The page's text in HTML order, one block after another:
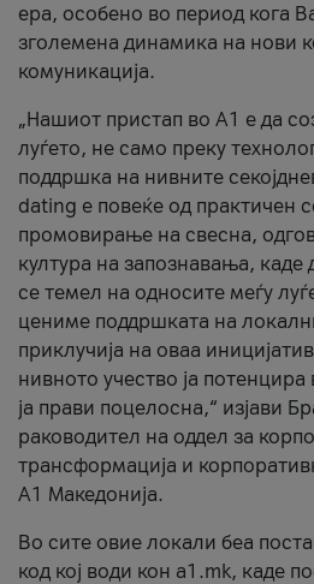
ера, особено во период кога
зголемена динамика на нови
комуникација.
„Нашиот пристап во А1 е да
луѓето, не само преку
поддршка на нивните
dating е повеќе од практичен
промовирање на свесна,
култура на запознавања, каде
се темел на односите меѓу
цениме поддршката на
приклучија на оваа
нивното учество ја
ја прави поцелосна,“ изјави
раководител на оддел за
трансформација и
А1 Македонија.
Во сите овие локали беа
код кој води кон a1.mk, каде